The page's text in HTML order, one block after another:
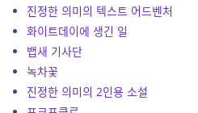
진정한 의미의 텍스트 어드벤처
화이트데이에 생긴 일
뱁새 기사단
녹차꽃
진정한 의미의 2인용 소설